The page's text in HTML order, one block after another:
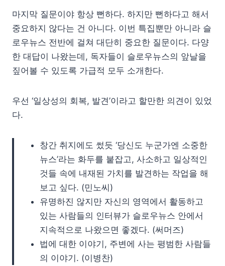
마지막 질문이야 항상 뻔하다. 하지만 뻔하다고 해서
중요하지 않다는 건 아니다. 이번 특집뿐만 아니라 슬
로우뉴스 전반에 걸쳐 대단히 중요한 질문이다. 다양
한 대답이 나왔는데, 독자들이 슬로우뉴스의 앞날을
짚어볼 수 있도록 가급적 모두 소개한다.
우선 ‘일상성의 회복, 발견’이라고 할만한 의견이 있었
다.
창간 취지에도 썼듯 ‘당신도 누군가엔 소중한
뉴스’라는 화두를 붙잡고, 사소하고 일상적인
것들 속에 내재된 가치를 발견하는 작업을 해
보고 싶다. (민노씨)
유명하진 않지만 자신의 영역에서 활동하고
있는 사람들의 인터뷰가 슬로우뉴스 안에서
지속적으로 나왔으면 좋겠다. (써머즈)
법에 대한 이야기, 주변에 사는 평범한 사람들
의 이야기. (이병찬)